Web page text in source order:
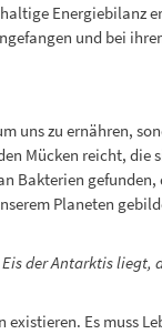
Energiebilanz
und bei
uns zu ernähren,
Mücken reicht, die
Bakterien
Planeten
der Antarktis
Es muss